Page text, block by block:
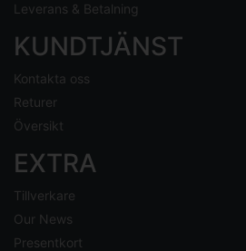
Leverans & Betalning
KUNDTJÄNST
Kontakta oss
Returer
Översikt
EXTRA
Tillverkare
Our News
Presentkort